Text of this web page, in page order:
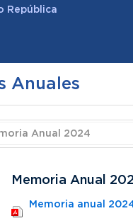
República
Anuales
Memoria Anual
Memoria anual